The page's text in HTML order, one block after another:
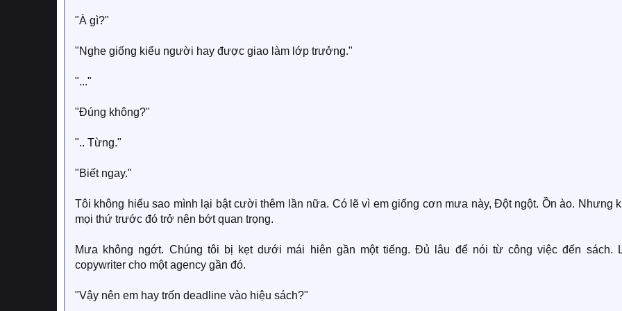
"À gì?"
"Nghe giống kiểu người hay được giao làm lớp trưởng."
"..."
"Đúng không?"
".. Từng."
"Biết ngay."
Tôi không hiểu sao mình lại bật cười thêm lần nữa. Có lẽ vì em giống cơn mưa này, Đột ngột. Ồn ào. Nhưng
mọi thứ trước đó trở nên bớt quan trọng.
Mưa không ngớt. Chúng tôi bị kẹt dưới mái hiên gần một tiếng. Đủ lâu để nói từ công việc đến sách.
copywriter cho một agency gần đó.
"Vậy nên em hay trốn deadline vào hiệu sách?"